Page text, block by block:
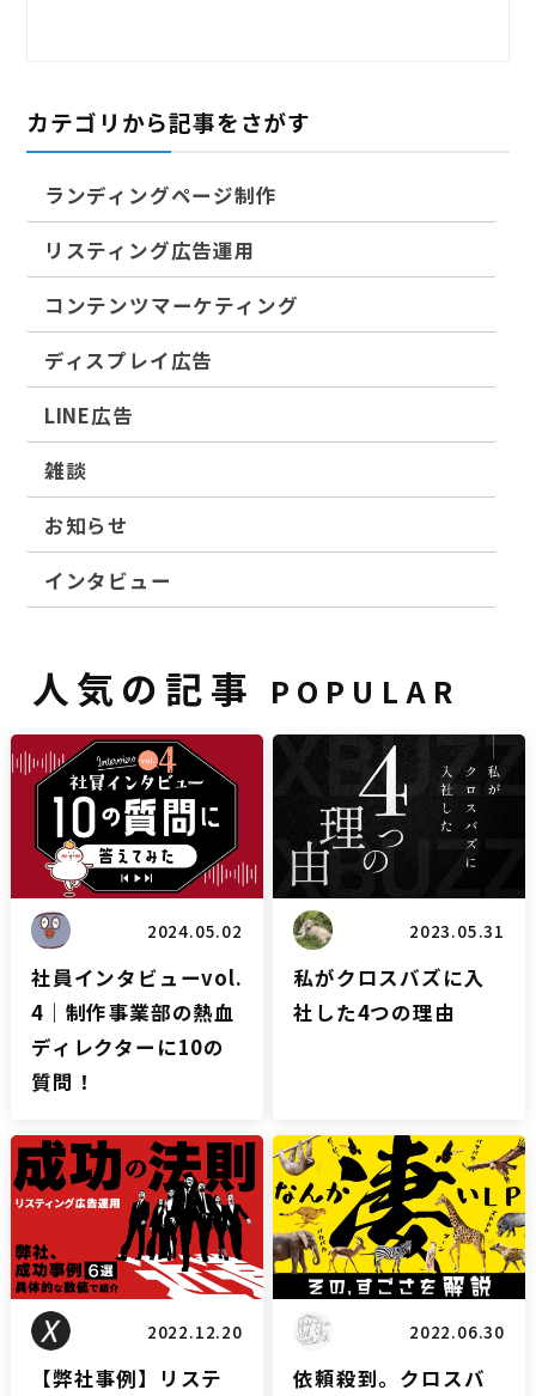
カテゴリから記事をさがす
ランディングページ制作
リスティング広告運用
コンテンツマーケティング
ディスプレイ広告
LINE広告
雑談
お知らせ
インタビュー
人気の記事 POPULAR
雑談
2024.05.02
社員インタビューvol.
4｜制作事業部の熱血
ディレクターに10の
質問！
ブログ
2023.05.31
私がクロスバズに入
社した4つの理由
リスティングブログ
2022.12.20
【弊社事例】リステ
LPブログ
2022.06.30
依頼殺到。クロスバ